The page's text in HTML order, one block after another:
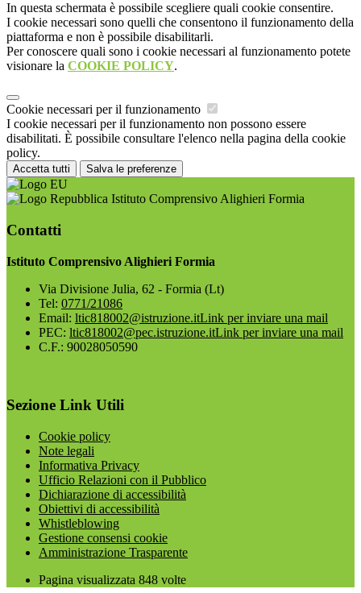
In questa schermata è possibile scegliere quali cookie consentire.
I cookie necessari sono quelli che consentono il funzionamento della
piattaforma e non è possibile disabilitarli.
Per conoscere quali sono i cookie necessari al funzionamento potete
visionare la COOKIE POLICY.
Cookie necessari per il funzionamento
I cookie necessari per il funzionamento non possono essere
disabilitati. È possibile consultare l'elenco nella pagina della cookie
policy.
Accetta tutti Salva le preferenze
Istituto Comprensivo Alighieri Formia
Contatti
Istituto Comprensivo Alighieri Formia
Via Divisione Julia, 62 - Formia (Lt)
Tel: 0771/21086
Email: ltic818002@istruzione.itLink per inviare una mail
PEC: ltic818002@pec.istruzione.itLink per inviare una mail
C.F.: 90028050590
Sezione Link Utili
Cookie policy
Note legali
Informativa Privacy
Ufficio Relazioni con il Pubblico
Dichiarazione di accessibilità
Obiettivi di accessibilità
Whistleblowing
Gestione consensi cookie
Amministrazione Trasparente
Pagina visualizzata 848 volte